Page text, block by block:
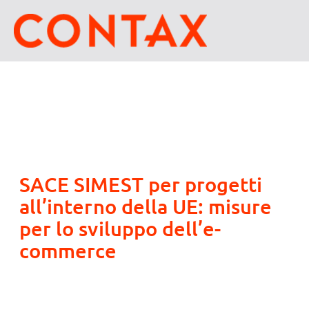
SACE SIMEST per progetti
all’interno della UE: misure
per lo sviluppo dell’e-
commerce